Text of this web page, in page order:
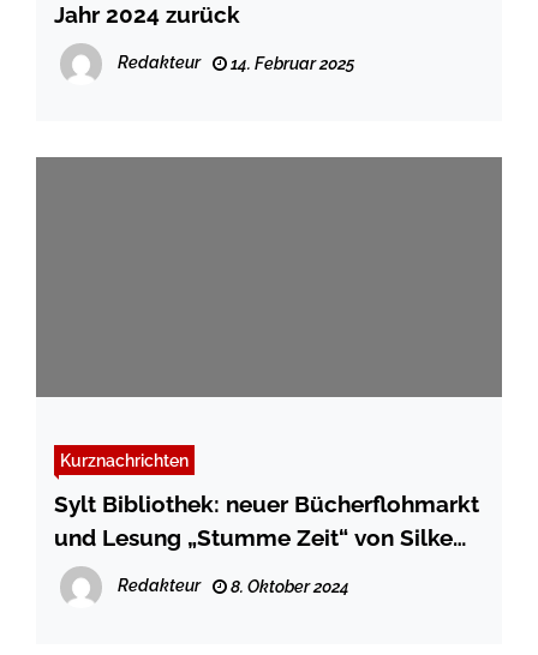
Jahr 2024 zurück
Redakteur 14. Februar 2025
Kurznachrichten
Sylt Bibliothek: neuer Bücherflohmarkt
und Lesung „Stumme Zeit“ von Silke
von Bremen
Redakteur 8. Oktober 2024